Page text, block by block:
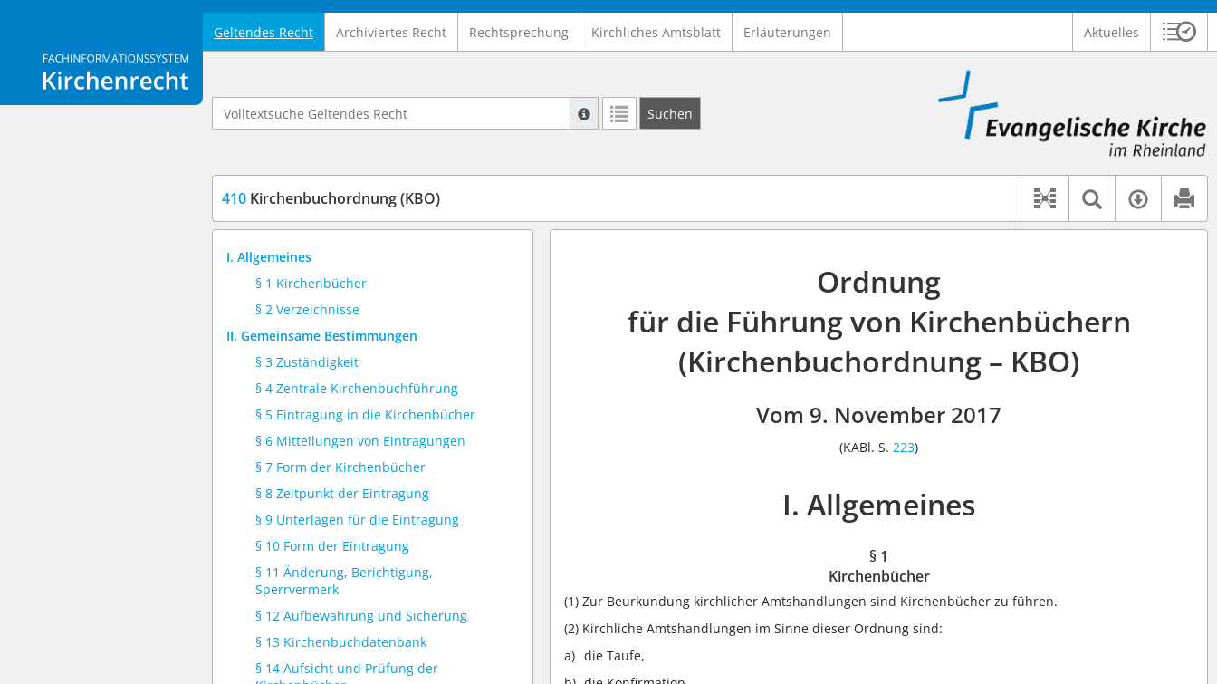
Logo Fachinformationssystem Kirchenrecht
Geltendes Recht Archiviertes Recht Rechtsprechung Kirchliches Amtsblatt Erläuterungen Aktuelles
Volltextsuche Geltendes Recht
Suche mit Platzhalter "*", Bsp. Pfarrer*, findet auch: "Pfarrerinitiative" oder "Pfarrerausschuss".
Suchen
Logo Ev. Kirche im Rheinland
410 Kirchenbuchordnung (KBO)
Dokument-
Textsuche
I. Allgemeines
§ 1 Kirchenbücher
§ 2 Verzeichnisse
II. Gemeinsame Bestimmungen
§ 3 Zuständigkeit
§ 4 Zentrale Kirchenbuchführung
§ 5 Eintragung in die Kirchenbücher
§ 6 Mitteilungen von Eintragungen
§ 7 Form der Kirchenbücher
§ 8 Zeitpunkt der Eintragung
§ 9 Unterlagen für die Eintragung
§ 10 Form der Eintragung
§ 11 Änderung, Berichtigung,
Sperrvermerk
§ 12 Aufbewahrung und Sicherung
§ 13 Kirchenbuchdatenbank
§ 14 Aufsicht und Prüfung der
Ordnung
für die Führung von Kirchenbüchern
(Kirchenbuchordnung – KBO)
Vom 9. November 2017
(KABl. S.223)
I. Allgemeines
§ 1
Kirchenbücher
(1) Zur Beurkundung kirchlicher Amtshandlungen sind Kirchenbücher zu führen.
(2) Kirchliche Amtshandlungen im Sinne dieser Ordnung sind:
die Taufe,